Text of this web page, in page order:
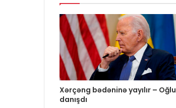
Xərçəng bədəninə yayılır – Oğlu
danışdı